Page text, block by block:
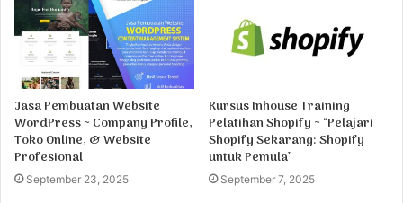
Jasa Pembuatan Website
WordPress ~ Company Profile,
Toko Online, & Website
Profesional
September 23, 2025
Kursus Inhouse Training
Pelatihan Shopify ~ “Pelajari
Shopify Sekarang: Shopify
untuk Pemula”
September 7, 2025